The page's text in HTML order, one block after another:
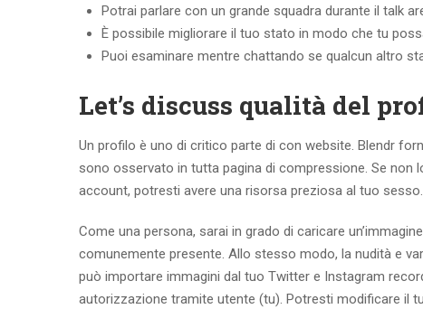
Potrai parlare con un grande squadra durante il talk
È possibile migliorare il tuo stato in modo che tu
Puoi esaminare mentre chattando se qualcun altro
Let’s discuss qualità del
Un profilo è uno di critico parte di con website. Blendr
sono osservato in tutta pagina di compressione. Se non
account, potresti avere una risorsa preziosa al tuo
Come una persona, sarai in grado di caricare
comunemente presente. Allo stesso modo, la nudità e
può importare immagini dal tuo Twitter e Instagram
autorizzazione tramite utente (tu). Potresti modificare il